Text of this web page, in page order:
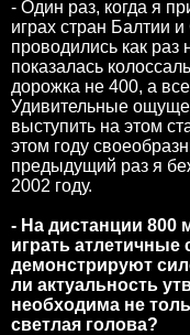
- Один раз, когда я
играх стран Балтии
проводились как
показалась
дорожка не 400, а
Удивительные
выступить на этом
этом году
предыдущий раз я
2002 году.
- На дистанции 800
играть атлетичные
демонстрируют
ли актуальность
необходима не
светлая голова?